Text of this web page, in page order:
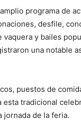
programa de
desfile,
y bailes
una notable
puestos de
tradicional
jornada de la feria.